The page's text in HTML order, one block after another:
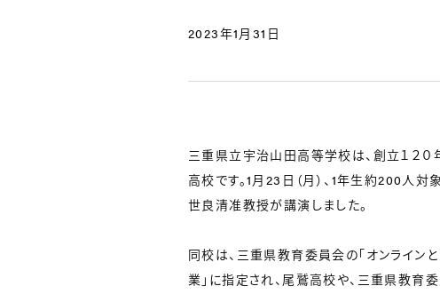
2023年1月31日
三重県立宇治山田高等学校は、創立１２
高校です。1月23日（月）、1年生約200人対
世良清准教授が講演しました。
同校は、三重県教育委員会の「オンライン
業」に指定され、尾鷲高校や、三重県教育